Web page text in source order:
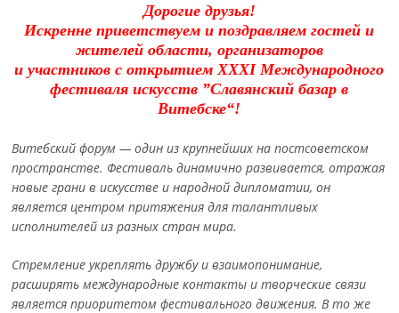
Дорогие друзья!
Искренне приветствуем и поздравляем гостей и
жителей области, организаторов
и участников с открытием ХХХІ Международного
фестиваля искусств ”Славянский базар в
Витебске“!
Витебский форум — один из крупнейших на постсоветском
пространстве. Фестиваль динамично развивается, отражая
новые грани в искусстве и народной дипломатии, он
является центром притяжения для талантливых
исполнителей из разных стран мира.
Стремление укреплять дружбу и взаимопонимание,
расширять международные контакты и творческие связи
является приоритетом фестивального движения. В то же